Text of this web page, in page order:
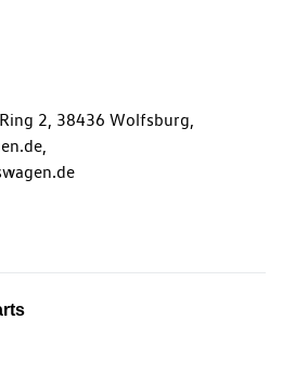
2, 38436 Wolfsburg,